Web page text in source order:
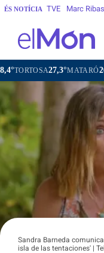
ÉS NOTÍCIA TVE Marc Ribas
MATARÓ26,6°VIC25,0°
Sandra Barneda
isla de las tentaciones' |